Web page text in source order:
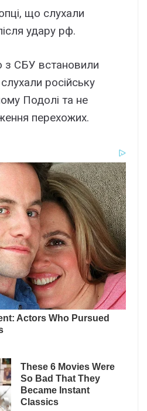
що слухали
удaру pф.
з СБУ встановили
російську
Подолі та не
перехожих.